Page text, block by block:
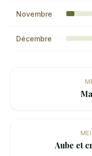
Novembre
Décembre
Aube et